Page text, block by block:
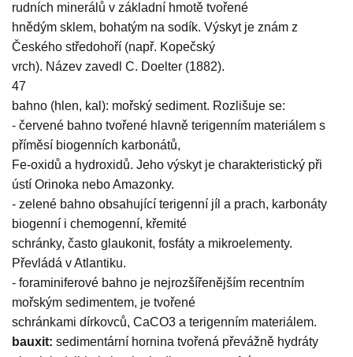
rudních minerálů v základní hmotě tvořené
hnědým sklem, bohatým na sodík. Výskyt je znám z
Českého středohoří (např. Kopečský
vrch). Název zavedl C. Doelter (1882).
47
bahno (hlen, kal): mořský sediment. Rozlišuje se:
- červené bahno tvořené hlavně terigenním materiálem s
příměsí biogenních karbonátů,
Fe-oxidů a hydroxidů. Jeho výskyt je charakteristický při
ústí Orinoka nebo Amazonky.
- zelené bahno obsahující terigenní jíl a prach, karbonáty
biogenní i chemogenní, křemité
schránky, často glaukonit, fosfáty a mikroelementy.
Převládá v Atlantiku.
- foraminiferové bahno je nejrozšířenějším recentním
mořským sedimentem, je tvořené
schránkami dírkovců, CaCO3 a terigenním materiálem.
bauxit: sedimentární hornina tvořená převážně hydráty